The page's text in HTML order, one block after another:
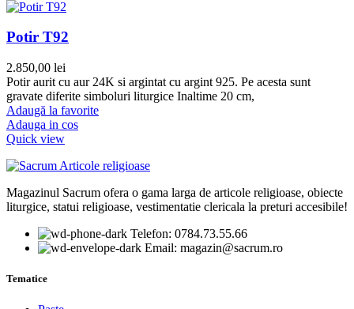
Potir T92
2.850,00 lei
Potir aurit cu aur 24K si argintat cu argint 925. Pe acesta sunt
gravate diferite simboluri liturgice Inaltime 20 cm,
Adaugă la favorite
Adauga in cos
Quick view
Magazinul Sacrum ofera o gama larga de articole religioase, obiecte
liturgice, statui religioase, vestimentatie clericala la preturi accesibile!
Telefon: 0784.73.55.66
Email: magazin@sacrum.ro
Tematice